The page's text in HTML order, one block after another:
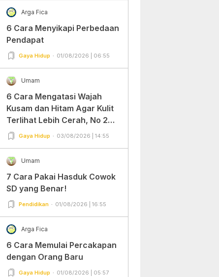
Arga Fica
6 Cara Menyikapi Perbedaan
Pendapat
Gaya Hidup 01/08/2026 | 06:55
Umam
6 Cara Mengatasi Wajah
Kusam dan Hitam Agar Kulit
Terlihat Lebih Cerah, No 2
Gampang Banget dan Mudah
Gaya Hidup 03/08/2026 | 14:55
Umam
7 Cara Pakai Hasduk Cowok
SD yang Benar!
Pendidikan 01/08/2026 | 16:55
Arga Fica
6 Cara Memulai Percakapan
dengan Orang Baru
Gaya Hidup 01/08/2026 | 05:57